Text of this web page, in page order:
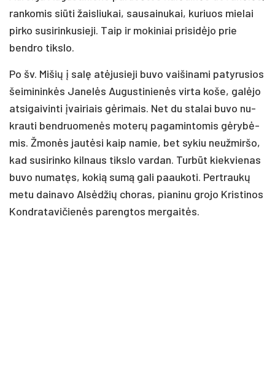
ran­ko­mis siū­ti žais­liu­kai, sau­sai­nu­kai, ku­riuos mie­lai
pir­ko su­si­rin­ku­sie­ji. Taip ir mo­ki­niai pri­si­dė­jo prie
bend­ro tiks­lo.
Po šv. Mi­šių į sa­lę atė­ju­sie­ji bu­vo vai­ši­na­mi pa­ty­ru­sios
šei­mi­nin­kės Ja­ne­lės Au­gus­ti­nie­nės vir­ta ko­še, ga­lė­jo
at­si­gai­vin­ti įvai­riais gė­ri­mais. Net du sta­lai bu­vo nu­
krau­ti bend­ruo­me­nės mo­te­rų pa­ga­min­to­mis gė­ry­bė­
mis. Žmo­nės jau­tė­si kaip na­mie, bet sy­kiu neuž­mir­šo,
kad su­si­rin­ko kil­naus tiks­lo var­dan. Tur­būt kiek­vie­nas
bu­vo nu­ma­tęs, ko­kią su­mą ga­li paau­ko­ti. Pert­rau­kų
me­tu dai­na­vo Al­sė­džių cho­ras, pia­ni­nu gro­jo Kris­ti­nos
Kond­ra­ta­vi­čie­nės pa­reng­tos mer­gai­tės.